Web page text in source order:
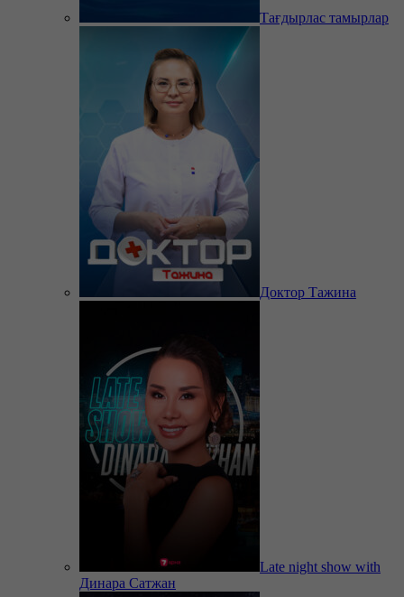
Тағдырлас тамырлар
Доктор Тажина
Late night show with
Динара Сатжан